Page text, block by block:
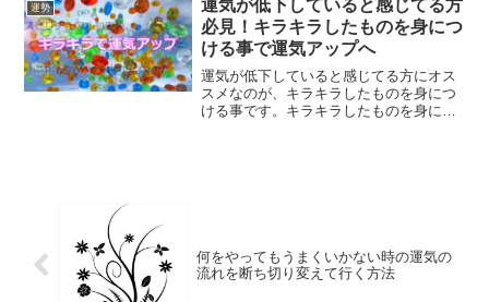
していきます。
運勢
運気が低下していると感じてる方
必見！キラキラしたものを身につ
ける事で運気アップへ
運気が低下していると感じてる方にオス
スメなのが、キラキラしたものを身につ
ける事です。キラキラしたものを身につ
何をやってもうまくいかない時の運気の
流れを断ち切り変えて行く方法